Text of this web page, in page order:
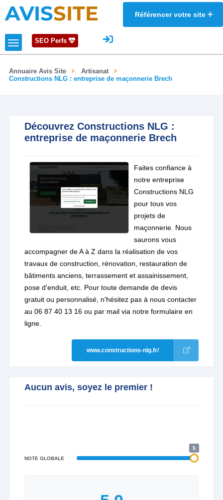
AVISSITE Référencer votre site
SEO Perfs
Annuaire Avis Site
Artisanat
Constructions NLG : entreprise de maçonnerie Brech
Découvrez Constructions NLG :
entreprise de maçonnerie Brech
Faites confiance à
notre entreprise
Constructions NLG
pour tous vos
projets de
maçonnerie. Nous
saurons vous
accompagner de A à Z dans la réalisation de vos
travaux de construction, rénovation, restauration de
bâtiments anciens, terrassement et assainissement,
pose d'enduit, etc. Pour toute demande de devis
gratuit ou personnalisé, n'hésitez pas à nous contacter
au 06 87 40 13 16 ou par mail via notre formulaire en
ligne.
www.constructions-nlg.fr/
Aucun avis, soyez le premier !
NOTE GLOBALE
5